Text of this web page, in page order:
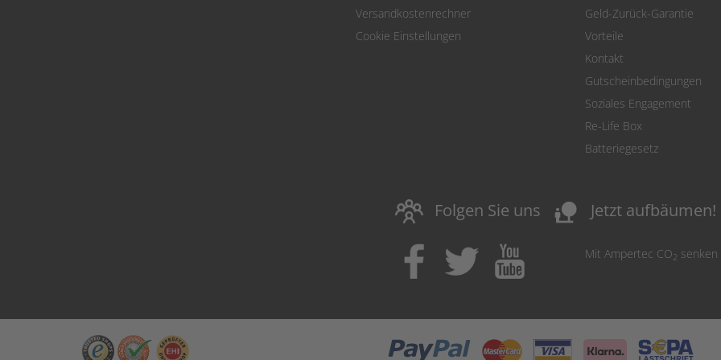
Versandkostenrechner
Cookie Einstellungen
Geld-Zurück-Garantie
Vorteile
Kontakt
Gutscheinbedingungen
Soziales Engagement
Re-Life Box
Batteriegesetz
Folgen Sie uns nature_people Jetzt aufbäumen!
Mit Ampertec CO2 senken